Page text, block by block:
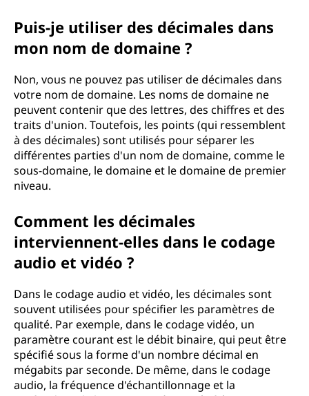
Puis-je utiliser des décimales dans
mon nom de domaine ?
Non, vous ne pouvez pas utiliser de décimales dans
votre nom de domaine. Les noms de domaine ne
peuvent contenir que des lettres, des chiffres et des
traits d'union. Toutefois, les points (qui ressemblent
à des décimales) sont utilisés pour séparer les
différentes parties d'un nom de domaine, comme le
sous-domaine, le domaine et le domaine de premier
niveau.
Comment les décimales
interviennent-elles dans le codage
audio et vidéo ?
Dans le codage audio et vidéo, les décimales sont
souvent utilisées pour spécifier les paramètres de
qualité. Par exemple, dans le codage vidéo, un
paramètre courant est le débit binaire, qui peut être
spécifié sous la forme d'un nombre décimal en
mégabits par seconde. De même, dans le codage
audio, la fréquence d'échantillonnage et la